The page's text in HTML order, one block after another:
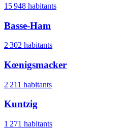
15 948 habitants
Basse-Ham
2 302 habitants
Kœnigsmacker
2 211 habitants
Kuntzig
1 271 habitants